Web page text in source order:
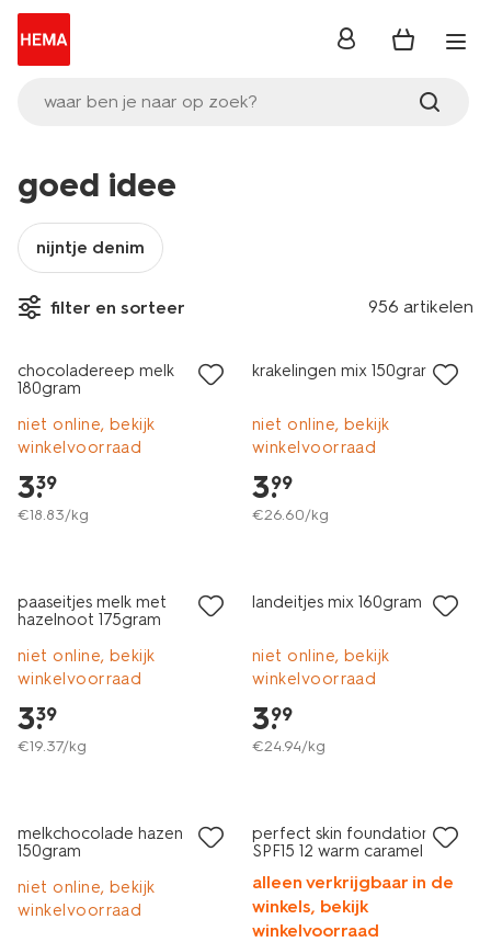
waar ben je naar op zoek?
inloggen
goed idee
nijntje denim
filter en sorteer 956 artikelen
chocoladereep melk
180gram
niet online, bekijk
winkelvoorraad
3.
39
€18.83/kg
krakelingen mix 150gram
niet online, bekijk
winkelvoorraad
3.
99
€26.60/kg
paaseitjes melk met
hazelnoot 175gram
niet online, bekijk
winkelvoorraad
3.
39
€19.37/kg
landeitjes mix 160gram
niet online, bekijk
winkelvoorraad
3.
99
€24.94/kg
melkchocolade hazen
150gram
niet online, bekijk
winkelvoorraad
perfect skin foundation
SPF15 12 warm caramel
alleen verkrijgbaar in de
winkels, bekijk
winkelvoorraad